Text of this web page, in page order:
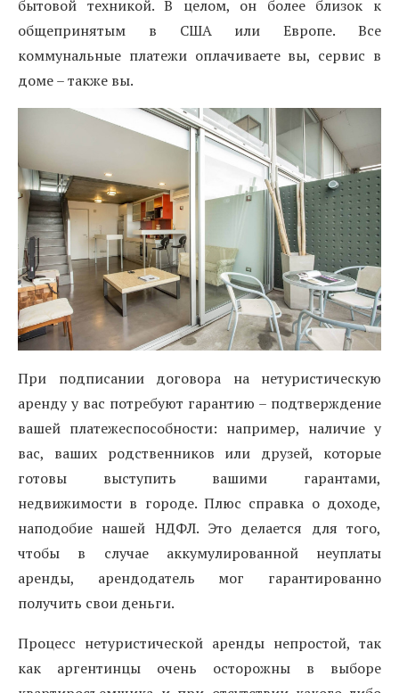
бытовой техникой. В целом, он более близок к
общепринятым в США или Европе. Все
коммунальные платежи оплачиваете вы, сервис в
доме – также вы.
При подписании договора на нетуристическую
аренду у вас потребуют гарантию – подтверждение
вашей платежеспособности: например, наличие у
вас, ваших родственников или друзей, которые
готовы выступить вашими гарантами,
недвижимости в городе. Плюс справка о доходе,
наподобие нашей НДФЛ. Это делается для того,
чтобы в случае аккумулированной неуплаты
аренды, арендодатель мог гарантированно
получить свои деньги.
Процесс нетуристической аренды непростой, так
как аргентинцы очень осторожны в выборе